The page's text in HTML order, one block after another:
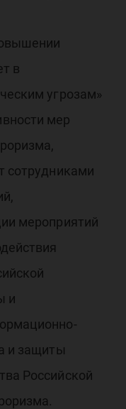
в
угрозам»
мер
сотрудниками
мероприятий
и
и защиты
Российской